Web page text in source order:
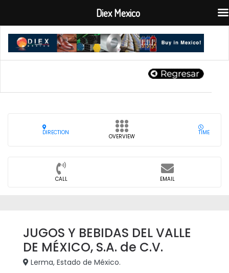
DIRECTION
OVERVIEW
TIME
CALL EMAIL
JUGOS Y BEBIDAS DEL VALLE
DE MÉXICO, S.A. de C.V.
Lerma, Estado de México.
Diex Mexico